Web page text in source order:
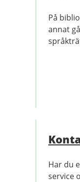
På
annat
Har du
service